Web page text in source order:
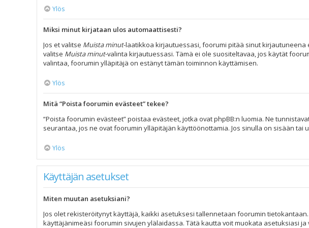
Ylös
Miksi minut kirjataan ulos automaattisesti?
Jos et valitse Muista minut-laatikkoa kirjautuessasi, foorumi pitää sinut
valitse Muista minut-valinta kirjautuessasi. Tämä ei ole suositeltavaa, jos käytät
valintaa, foorumin ylläpitäjä on estänyt tämän toiminnon käyttämisen.
Ylös
Mitä “Poista foorumin evästeet” tekee?
“Poista foorumin evästeet” poistaa evästeet, jotka ovat phpBB:n luomia. Ne
seurantaa, jos ne ovat foorumin ylläpitäjän käyttöönottamia. Jos sinulla on sisään
Ylös
Käyttäjän asetukset
Miten muutan asetuksiani?
Jos olet rekisteröitynyt käyttäjä, kaikki asetuksesi tallennetaan foorumin
käyttäjänimeäsi foorumin sivujen ylälaidassa. Tätä kautta voit muokata asetuksiasi ja